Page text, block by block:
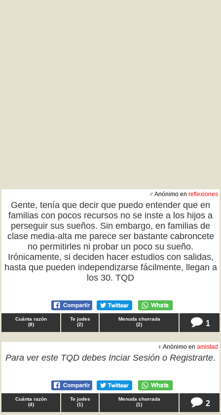
♂ Anónimo en reflexiones
Gente, tenía que decir que puedo entender que en
familias con pocos recursos no se inste a los hijos a
perseguir sus sueños. Sin embargo, en familias de
clase media-alta me parece ser bastante cabroncete
no permitirles ni probar un poco su sueño.
Irónicamente, si deciden hacer estudios con salidas,
hasta que pueden independizarse fácilmente, llegan a
los 30. TQD
Cuánta razón
(8)
Te jodes
(2)
Menuda chorrada
(2) 1
♀ Anónimo en amistad
Para ver este TQD debes Inciar Sesión o Registrarte.
Cuánta razón
(4)
Te jodes
(1)
Menuda chorrada
(1) 2